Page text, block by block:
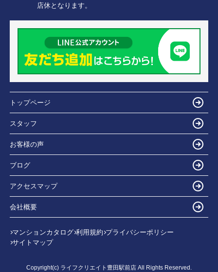
店休となります。
トップページ
スタッフ
お客様の声
ブログ
アクセスマップ
会社概要
マンションカタログ 利用規約 プライバシーポリシー
サイトマップ
Copyright(c) ライフクリエイト豊田駅前店 All Rights Reserved.